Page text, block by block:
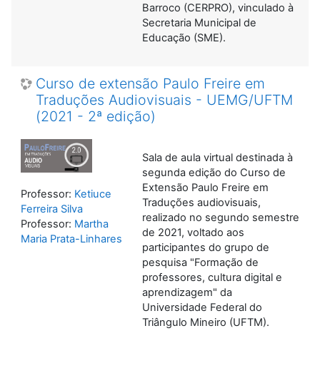
Barroco (CERPRO), vinculado à
Secretaria Municipal de
Educação (SME).
Curso de extensão Paulo Freire em
Traduções Audiovisuais - UEMG/UFTM
(2021 - 2ª edição)
Sala de aula virtual destinada à
segunda edição do Curso de
Extensão Paulo Freire em
Traduções audiovisuais,
realizado no segundo semestre
de 2021, voltado aos
participantes do grupo de
pesquisa "Formação de
professores, cultura digital e
aprendizagem" da
Universidade Federal do
Triângulo Mineiro (UFTM).
Professor: Ketiuce
Ferreira Silva
Professor: Martha
Maria Prata-Linhares